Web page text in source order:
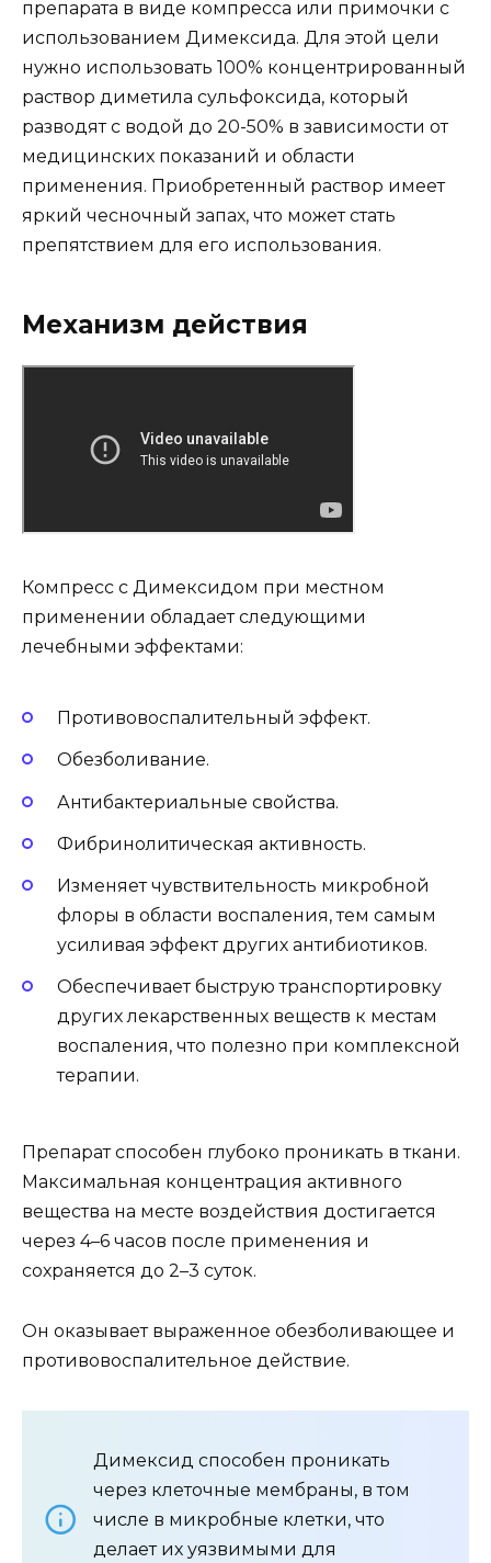
препарата в виде компресса или примочки с
использованием Димексида. Для этой цели
нужно использовать 100% концентрированный
раствор диметила сульфоксида, который
разводят с водой до 20-50% в зависимости от
медицинских показаний и области
применения. Приобретенный раствор имеет
яркий чесночный запах, что может стать
препятствием для его использования.
Механизм действия
Компресс с Димексидом при местном
применении обладает следующими
лечебными эффектами:
Противовоспалительный эффект.
Обезболивание.
Антибактериальные свойства.
Фибринолитическая активность.
Изменяет чувствительность микробной
флоры в области воспаления, тем самым
усиливая эффект других антибиотиков.
Обеспечивает быструю транспортировку
других лекарственных веществ к местам
воспаления, что полезно при комплексной
терапии.
Препарат способен глубоко проникать в ткани.
Максимальная концентрация активного
вещества на месте воздействия достигается
через 4–6 часов после применения и
сохраняется до 2–3 суток.
Он оказывает выраженное обезболивающее и
противовоспалительное действие.
Димексид способен проникать
через клеточные мембраны, в том
числе в микробные клетки, что
делает их уязвимыми для